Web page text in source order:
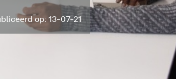
op: 13-07-21